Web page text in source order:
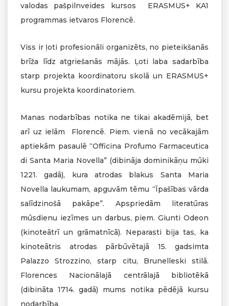
valodas pašpilnveides kursos ERASMUS+ KA1
programmas ietvaros Florencē.
Viss ir ļoti profesionāli organizēts, no pieteikšanās
brīža līdz atgriešanās mājās. Ļoti laba sadarbība
starp projekta koordinatoru skolā un ERASMUS+
kursu projekta koordinatoriem.
Manas nodarbības notika ne tikai akadēmijā, bet
arī uz ielām Florencē. Piem. vienā no vecākajām
aptiekām pasaulē “Officina Profumo Farmaceutica
di Santa Maria Novella” (dibināja dominikāņu mūki
1221. gadā), kura atrodas blakus Santa Maria
Novella laukumam, apguvām tēmu “Īpašības vārda
salīdzinošā pakāpe”. Apspriedām literatūras
mūsdienu iezīmes un darbus, piem. Giunti Odeon
(kinoteātrī un grāmatnīcā). Neparasti bija tas, ka
kinoteātris atrodas pārbūvētajā 15. gadsimta
Palazzo Strozzino, starp citu, Brunelleski stilā.
Florences Nacionālajā centrālajā bibliotēkā
(dibināta 1714. gadā) mums notika pēdējā kursu
nodarbība.